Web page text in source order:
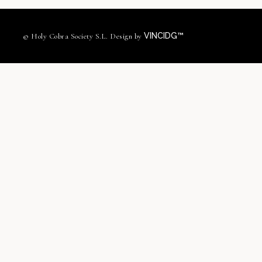
© Holy Cobra Society S.L. Design by VINCIDG™